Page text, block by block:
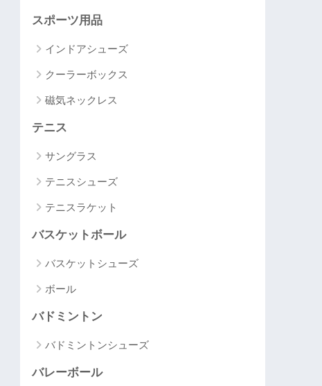
スポーツ用品
インドアシューズ
クーラーボックス
磁気ネックレス
テニス
サングラス
テニスシューズ
テニスラケット
バスケットボール
バスケットシューズ
ボール
バドミントン
バドミントンシューズ
バレーボール